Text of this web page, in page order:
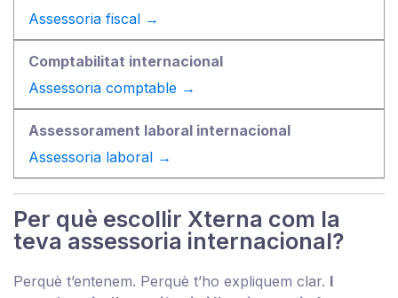
Assessoria fiscal →
Assessoria comptable →
Assessoria laboral →
Per què escollir Xterna com la
teva assessoria internacional?
Perquè t’entenem. Perquè t’ho expliquem clar. I